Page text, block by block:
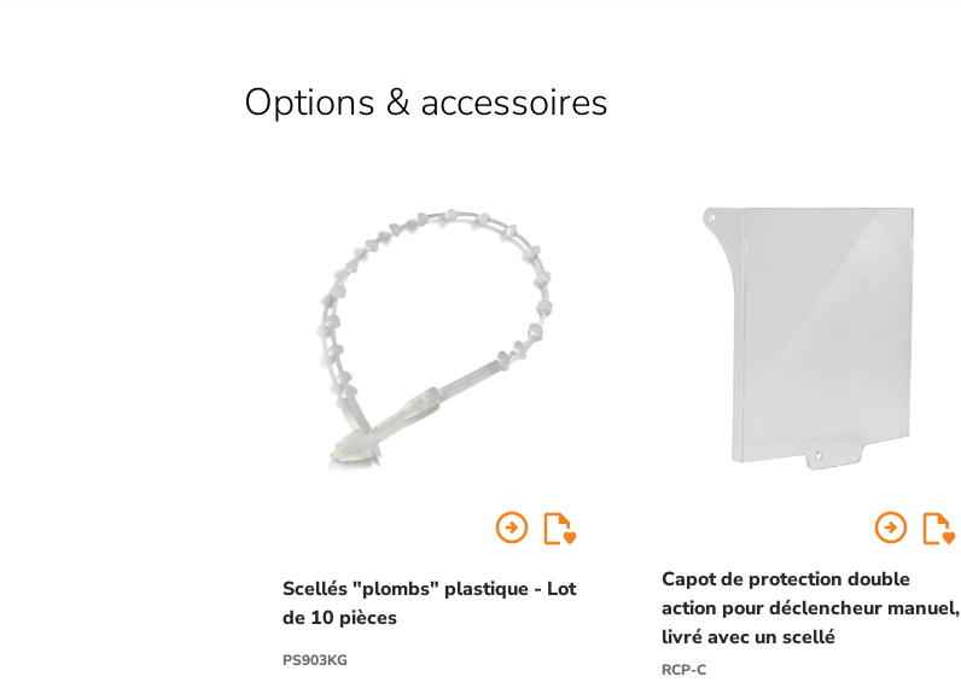
Options & accessoires
arrow_circle_right
Scellés "plombs" plastique - Lot
de 10 pièces
PS903KG
arrow_circle_right
Capot de protection double
action pour déclencheur manuel,
livré avec un scellé
RCP-C